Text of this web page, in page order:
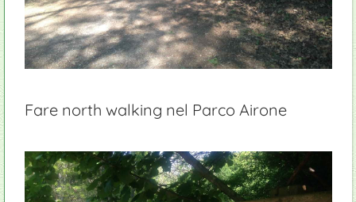
Fare north walking nel Parco Airone